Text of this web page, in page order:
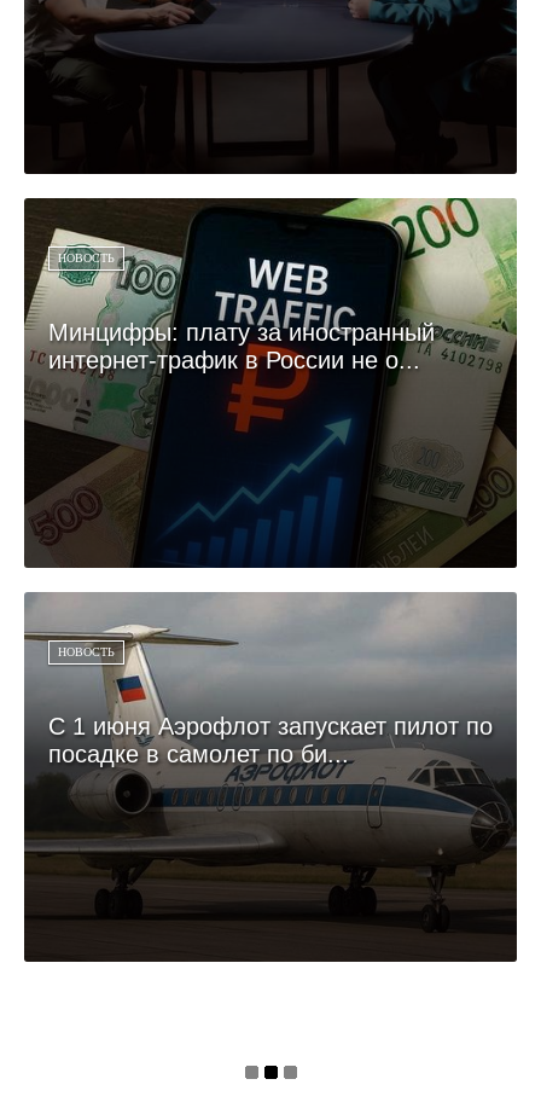
НОВОСТЬ
Минцифры: плату за иностранный
интернет-трафик в России не о...
НОВОСТЬ
С 1 июня Аэрофлот запускает пилот по
посадке в самолет по би...